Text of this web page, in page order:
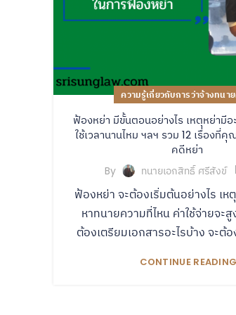
ความรู้เกี่ยวกับการว่าจ้างทนา
ฟ้องหย่า มีขั้นตอนอย่างไร เหตุหย่ามีอ
ใช้เวลานานไหม ฯลฯ รวม 12 เรื่องที่
คดีหย่า
By ทนายเอกสิทธิ์ ศรีสังข์
ฟ้องหย่า จะต้องเริ่มต้นอย่างไร เห
หาทนายความที่ไหน ค่าใช้จ่ายจะสู
ต้องเตรียมเอกสารอะไรบ้าง จะต้
CONTINUE READING